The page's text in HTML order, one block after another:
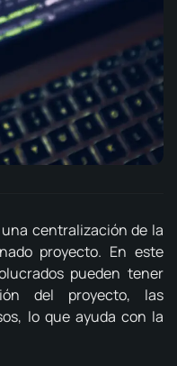
centralización de la
proyecto. En este
pueden tener
del proyecto, las
lo que ayuda con la